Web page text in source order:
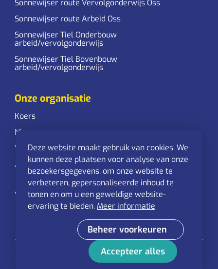
Deze website maakt gebruik van cookies. We
kunnen deze plaatsen voor analyse van onze
bezoekersgegevens, om onze website te
verbeteren, gepersonaliseerde inhoud te
tonen en om u een geweldige website-
ervaring te bieden. Meer informatie
Beheer voorkeuren
Accepteer alles
Sonnewijser route Vervolgonderwijs Oss
Sonnewijser route Arbeid Oss
Sonnewijser Tiel Onderbouw
arbeid/vervolgonderwijs
Sonnewijser Tiel Bovenbouw
arbeid/vervolgonderwijs
Onze organisatie
Koers
Nieuws
Werken bij
AVG
Volg ons ook online
© 2026 Oosterwijs - Alle rechten voorbehouden